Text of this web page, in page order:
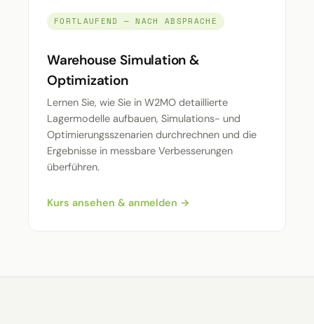
FORTLAUFEND — NACH ABSPRACHE
Warehouse Simulation &
Optimization
Lernen Sie, wie Sie in W2MO detaillierte
Lagermodelle aufbauen, Simulations- und
Optimierungsszenarien durchrechnen und die
Ergebnisse in messbare Verbesserungen
überführen.
Kurs ansehen & anmelden →